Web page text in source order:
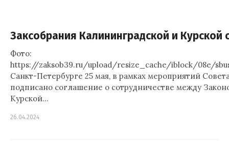
Заксобрания Калининградской и Курской
Фото:
https://zaksob39.ru/upload/resize_cache/iblock/08e/
Санкт-Петербурге 25 мая, в рамках мероприятий
подписано соглашение о сотрудничестве между
Курской…
26.04.2024